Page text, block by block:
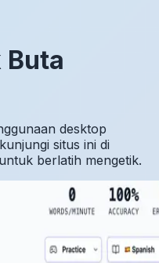
desktop
situs ini di
berlatih mengetik.